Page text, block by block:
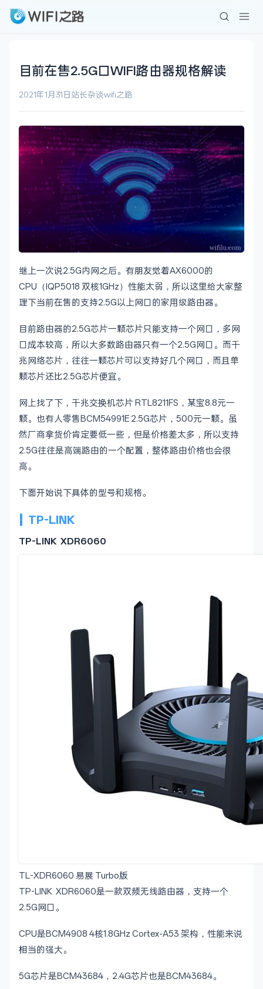
目前在售2.5G口WIFI路由器规格解读
2021年1月31日 站长杂谈wifi之路
继上一次说2.5G内网之后。有朋友觉着AX6000的
CPU（IQP5018 双核1GHz）性能太弱，所以这里给大家整
理下当前在售的支持2.5G以上网口的家用级路由器。
目前路由器的2.5G芯片一颗芯片只能支持一个网口，多网
口成本较高，所以大多数路由器只有一个2.5G网口。而千
兆网络芯片，往往一颗芯片可以支持好几个网口，而且单
颗芯片还比2.5G芯片便宜。
网上找了下，千兆交换机芯片 RTL8211FS，某宝8.8元一
颗。也有人零售BCM54991E 2.5G芯片，500元一颗。虽
然厂商拿货价肯定要低一些，但是价格差太多，所以支持
2.5G往往是高端路由的一个配置，整体路由价格也会很
高。
下面开始说下具体的型号和规格。
TP-LINK
TP-LINK XDR6060
TL-XDR6060 易展 Turbo版
TP-LINK XDR6060是一款双频无线路由器，支持一个
2.5G网口。
CPU是BCM4908 4核1.8GHz Cortex-A53 架构，性能来说
相当的强大。
5G芯片是BCM43684，2.4G芯片也是BCM43684。